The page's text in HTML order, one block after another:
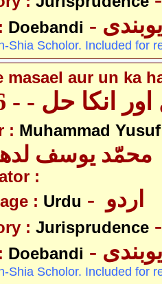
Doebandi
Shia Scholor. Included for
masael aur un ka
انکا حل - - 6 / 10
: Muhammad
محمّد یوسف
:
: Urdu
: Jurisprudence
Doebandi
Shia Scholor. Included for